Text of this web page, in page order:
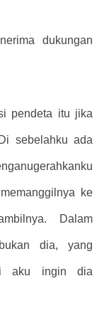
dukungan
pendeta itu jika
sebelahku ada
ke
Dalam
dia, yang
aku ingin dia